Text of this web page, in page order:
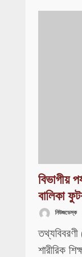
বিভাগীয়
বালিকা
নিউজডেস্ক
তথ্যবিবরণী
শারীরিক